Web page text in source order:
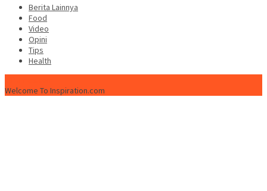
Berita Lainnya
Food
Video
Opini
Tips
Health
Welcome To Inspiration.com